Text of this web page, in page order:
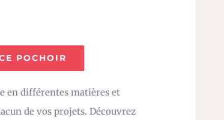
POCHOIR
en différentes matières et
de vos projets. Découvrez